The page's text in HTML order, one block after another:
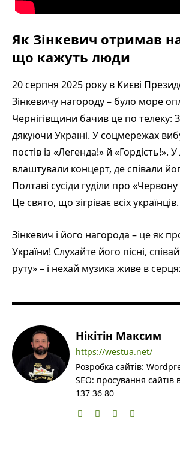
Як Зінкевич отримав
що кажуть люди
20 серпня 2025 року в Києві
Зінкевичу нагороду – було море
Чернігівщини бачив це по телеку:
дякуючи Україні. У соцмережах
постів із «Легенда!» й «Гордість!».
влаштували концерт, де співали
Полтаві сусіди гуділи про
Це свято, що зігріває всіх українців.
Зінкевич і його нагорода – це як
України! Слухайте його пісні,
руту» – і нехай музика живе в
Нікітін Максим
https://westua.net/
Розробка сайтів:
SEO: просування сайтів
137 36 80